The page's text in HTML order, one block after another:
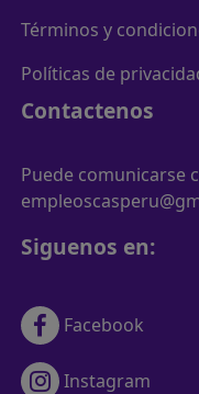
Términos y
Políticas de
Contactenos
Puede comunicarse
Siguenos en:
Facebook
Instagram